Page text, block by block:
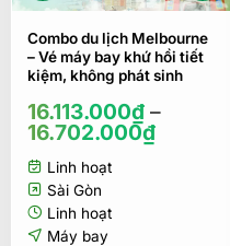
Combo du lịch Melbourne
– Vé máy bay khứ hồi tiết
kiệm, không phát sinh
16.113.000₫–
16.702.000₫
Linh hoạt
Sài Gòn
Linh hoạt
Máy bay